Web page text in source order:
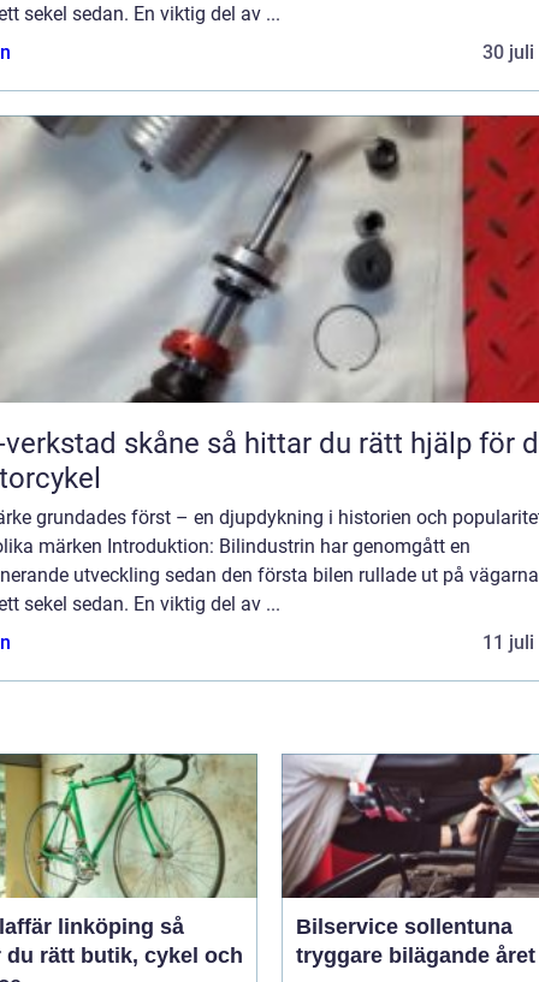
sekel sedan. En viktig del av ...
30 juli
skåne så hittar du rätt hjälp för din
grundades först – en djupdykning i historien och
märken Introduktion: Bilindustrin har genomgått en
utveckling sedan den första bilen rullade ut på
sekel sedan. En viktig del av ...
11 juli
linköping så
du rätt butik, cykel och
Bilservice sollentuna
tryggare bilägande